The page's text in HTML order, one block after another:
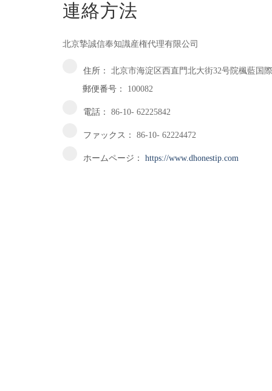
連絡方法
北京摯誠信奉知識産権代理有限公司
住所： 北京市海淀区西直門北大街32号院楓藍国
郵便番号：
100082
電話： 86-10- 62225842
ファックス： 86-10- 62224472
ホームページ： https://www.dhonestip.com